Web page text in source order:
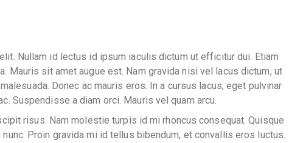
Nullam id lectus id ipsum iaculis dictum ut efficitur dui. Etiam
Mauris sit amet augue est. Nam gravida nisi vel lacus dictum, ut
Donec ac mauris eros. In a cursus lacus, eget pulvinar
Suspendisse a diam orci. Mauris vel quam arcu.
risus. Nam molestie turpis id mi rhoncus consequat. Quisque
Proin gravida mi id tellus bibendum, et convallis eros luctus.